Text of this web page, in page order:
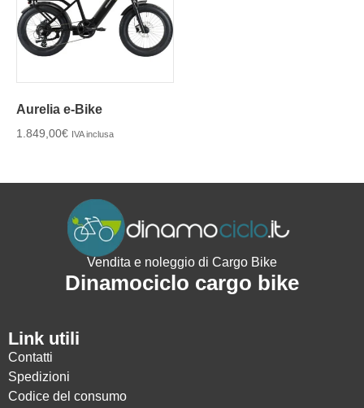
Aurelia e-Bike
1.849,00€ IVA inclusa
Vendita e noleggio di Cargo Bike
Dinamociclo cargo bike
Link utili
Contatti
Spedizioni
Codice del consumo